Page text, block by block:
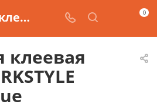
Напольная клеевая пробка CORKSTYLE Chevron Blue купить 0
клеевая